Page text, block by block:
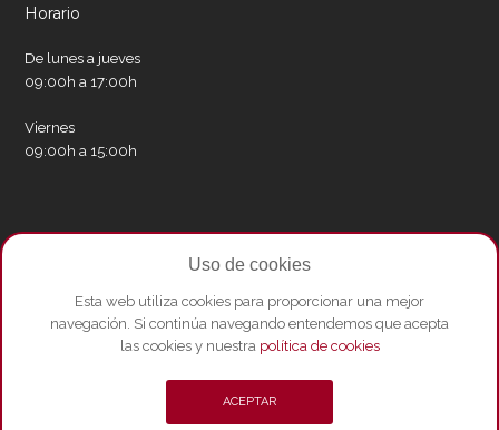
Horario
De lunes a jueves
09:00h a 17:00h
Viernes
09:00h a 15:00h
Redes sociales
Facebook
InstagramWhatsapp
Youtube
Uso de cookies
Esta web utiliza cookies para proporcionar una mejor
navegación. Si continúa navegando entendemos que acepta
las cookies y nuestra política de cookies
ACEPTAR